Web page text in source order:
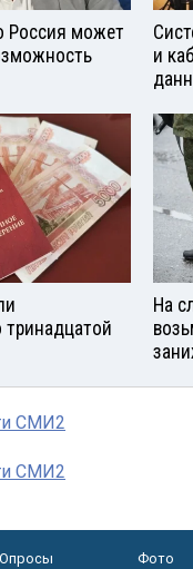
Россия может
и
тринадцатой
На
СМИ2
СМИ2
Опросы
Фото